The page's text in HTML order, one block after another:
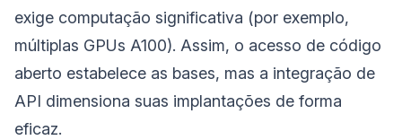
exige computação significativa (por exemplo,
múltiplas GPUs A100). Assim, o acesso de código
aberto estabelece as bases, mas a integração de
API dimensiona suas implantações de forma
eficaz.